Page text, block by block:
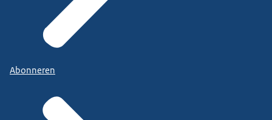
Abonneren